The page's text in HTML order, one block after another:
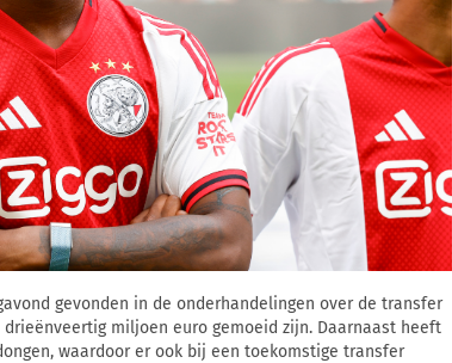
gevonden in de onderhandelingen over de transfer
miljoen euro gemoeid zijn. Daarnaast heeft
waardoor er ook bij een toekomstige transfer